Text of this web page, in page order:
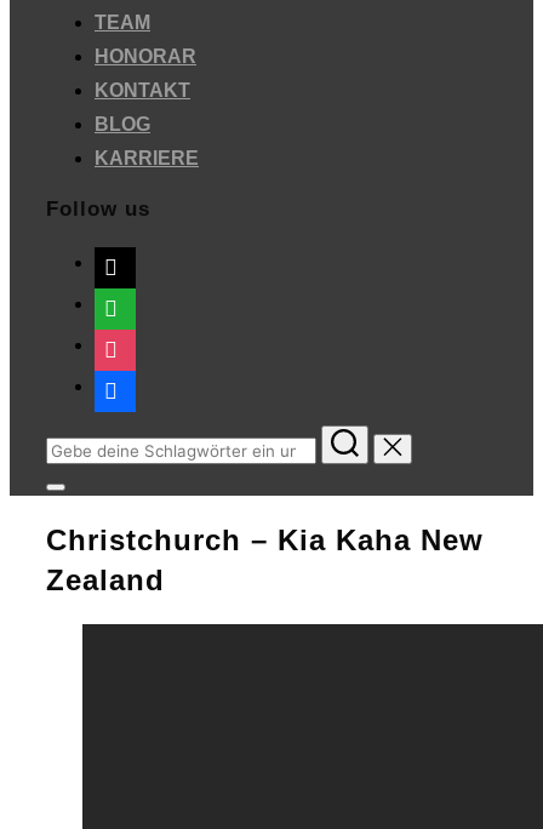
TEAM
HONORAR
KONTAKT
BLOG
KARRIERE
Follow us
mail
whatsapp
instagram
facebook
Suchen
nach:
Seitenleiste
Navigation
umschalten
Christchurch – Kia Kaha New
Zealand